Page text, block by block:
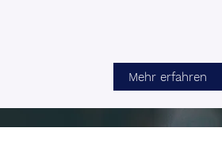
Mehr erfahren